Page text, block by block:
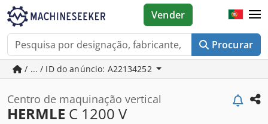
Procurar
Vender
/ ... / ID do anúncio: A22134252
Centro de maquinação vertical
HERMLE C 1200 V